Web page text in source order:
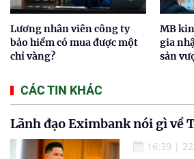
Lương nhân viên công ty
bảo hiểm có mua được một
chỉ vàng?
MB
gia
sản
CÁC TIN KHÁC
Lãnh đạo Eximbank nói gì về
16:39 |